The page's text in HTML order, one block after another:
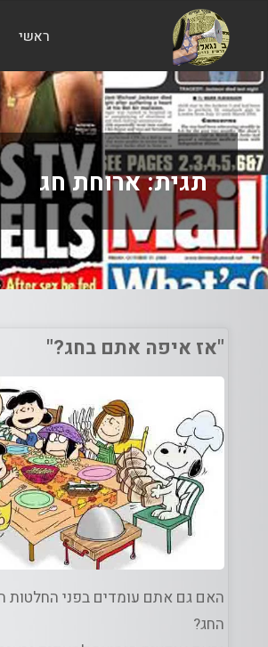
הבלוג
של
אודי
בורג
ראשי
תגית:ארוחת חג
"אז איפה אתם בחג?"
האם גם אתם עומדים בפני החלטות
החג?